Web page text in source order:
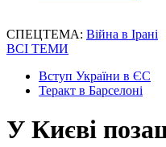
СПЕЦТЕМА: Війна в Ірані
ВСІ ТЕМИ
Вступ України в ЄС
Теракт в Барселоні
У Києві